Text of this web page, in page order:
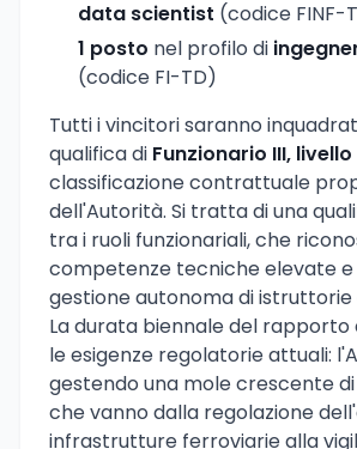
data scientist (codice FINF-
1 posto nel profilo di
(codice FI-TD)
Tutti i vincitori saranno
qualifica di Funzionario III, livello
classificazione contrattuale
dell'Autorità. Si tratta di una
tra i ruoli funzionariali, che
competenze tecniche elevate
gestione autonoma di istruttorie
La durata biennale del rapporto
le esigenze regolatorie attuali:
gestendo una mole crescente
che vanno dalla regolazione
infrastrutture ferroviarie alla